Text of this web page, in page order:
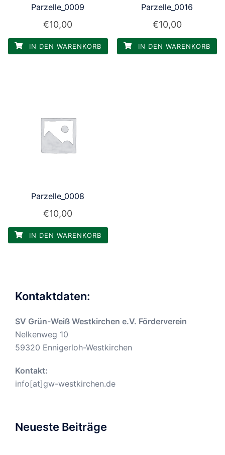
Parzelle_0009
€10,00
IN DEN WARENKORB
Parzelle_0016
€10,00
IN DEN WARENKORB
Parzelle_0008
€10,00
IN DEN WARENKORB
Kontaktdaten:
SV Grün-Weiß Westkirchen e.V. Förderverein
Nelkenweg 10
59320 Ennigerloh-Westkirchen
Kontakt:
info[at]gw-westkirchen.de
Neueste Beiträge